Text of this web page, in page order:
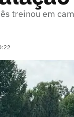
treinou em